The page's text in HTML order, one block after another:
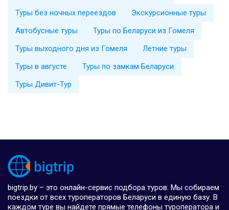
Туры без ночных переездов
Экскурсионные туры
Автобусные туры
Туры по Беларуси из Гомеля
Туры выходного дня из Гомеля
Летние туры
Туры в августе
Туры по замкам Беларуси
Туры Дивит-Тур
bigtrip.by – это онлайн-сервис подбора туров. Мы собираем
поездки от всех туроператоров Беларуси в единую базу. В
каждом туре вы найдете прямые телефоны туроператора и